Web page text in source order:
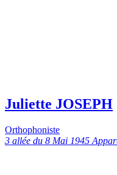
Juliette JOSEPH
Orthophoniste
3 allée du 8 Mai 1945